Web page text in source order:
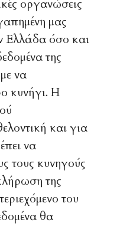
οργανώσεις
μας
Ελλάδα όσο και
της
να
κυνήγι. Η
και για
να
τους κυνηγούς
της
του
θα